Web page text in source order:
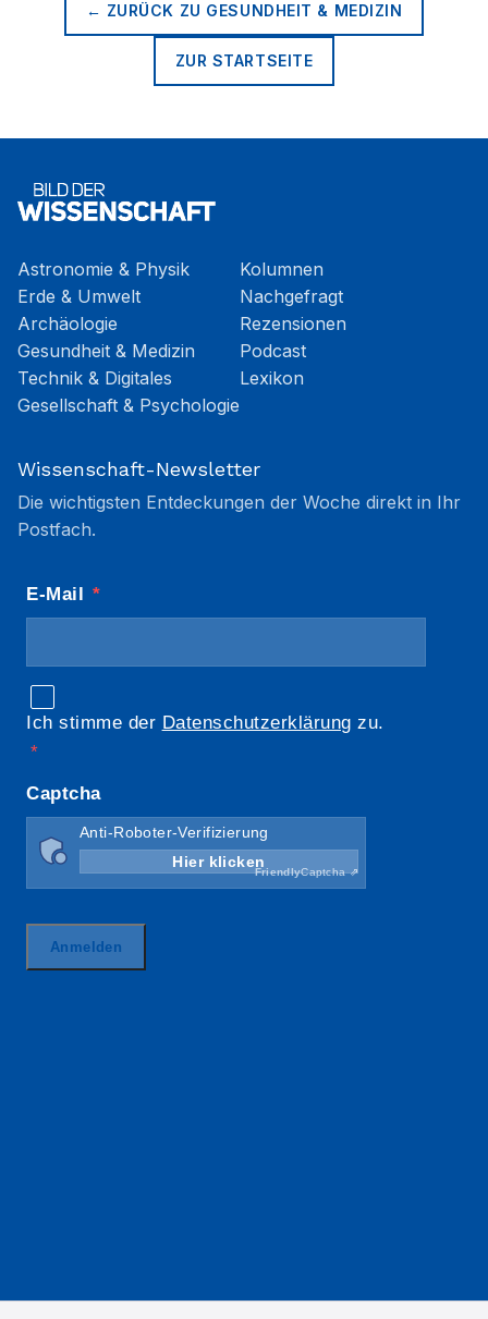
← ZURÜCK ZU GESUNDHEIT & MEDIZIN
ZUR STARTSEITE
Astronomie & Physik
Erde & Umwelt
Archäologie
Gesundheit & Medizin
Technik & Digitales
Gesellschaft & Psychologie
Kolumnen
Nachgefragt
Rezensionen
Podcast
Lexikon
Wissenschaft-Newsletter
Die wichtigsten Entdeckungen der Woche direkt in Ihr
Postfach.